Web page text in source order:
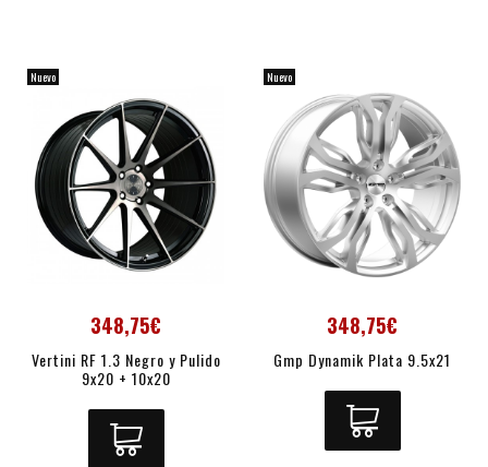
Nuevo
348,75€
Vertini RF 1.3 Negro y Pulido
9x20 + 10x20
Nuevo
348,75€
Gmp Dynamik Plata 9.5x21